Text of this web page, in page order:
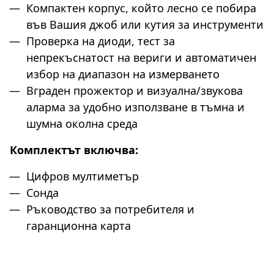
Компактен корпус, който лесно се побира
във Вашия джоб или кутия за инструменти
Проверка на диоди, тест за
непрекъснатост на вериги и автоматичен
избор на диапазон на измерването
Вграден прожектор и визуална/звукова
аларма за удобно използване в тъмна и
шумна околна среда
Комплектът включва:
Цифров мултиметър
Сонда
Ръководство за потребителя и
гаранционна карта